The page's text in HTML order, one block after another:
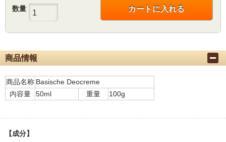
数量 カートに入れる
商品情報
商品名称 Basische Deocreme
内容量
50ml 重量 100g
【成分】